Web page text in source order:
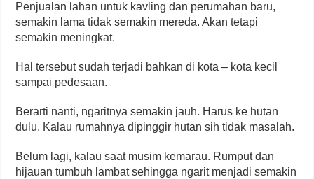
Penjualan lahan untuk kavling dan perumahan baru,
semakin lama tidak semakin mereda. Akan tetapi
semakin meningkat.
Hal tersebut sudah terjadi bahkan di kota – kota kecil
sampai pedesaan.
Berarti nanti, ngaritnya semakin jauh. Harus ke hutan
dulu. Kalau rumahnya dipinggir hutan sih tidak masalah.
Belum lagi, kalau saat musim kemarau. Rumput dan
hijauan tumbuh lambat sehingga ngarit menjadi semakin